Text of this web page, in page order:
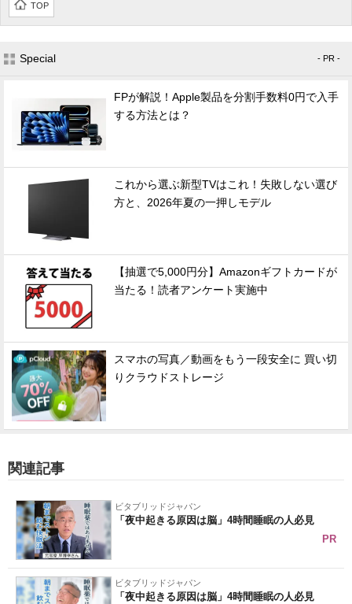
TOP
Special - PR -
FPが解説！Apple製品を分割手数料0円で入手
する方法とは？
これから選ぶ新型TVはこれ！失敗しない選び
方と、2026年夏の一押しモデル
【抽選で5,000円分】Amazonギフトカードが
当たる！読者アンケート実施中
スマホの写真／動画をもう一段安全に 買い切
りクラウドストレージ
関連記事
ビタブリッドジャパン
「夜中起きる原因は脳」4時間睡眠の人必見
PR
ビタブリッドジャパン
「夜中起きる原因は脳」4時間睡眠の人必見